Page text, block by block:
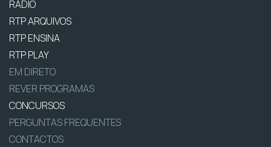
RÁDIO
RTP ARQUIVOS
RTP ENSINA
RTP PLAY
EM DIRETO
REVER PROGRAMAS
CONCURSOS
PERGUNTAS FREQUENTES
CONTACTOS